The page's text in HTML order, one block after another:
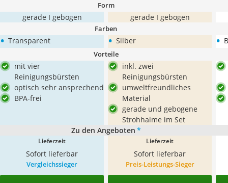
Form
gerade I gebogen gerade I gebogen
Farben
• Transparent • Silber •
Vorteile
mit vier
Reinigungsbürsten
optisch sehr ansprechend
BPA-frei
inkl. zwei
Reinigungsbürsten
umweltfreundliches
Material
gerade und gebogene
Strohhalme im Set
Zu den Angeboten *
Lieferzeit
Sofort lieferbar
Lieferzeit
Sofort lieferbar
Vergleichssieger Preis-Leistungs-Sieger